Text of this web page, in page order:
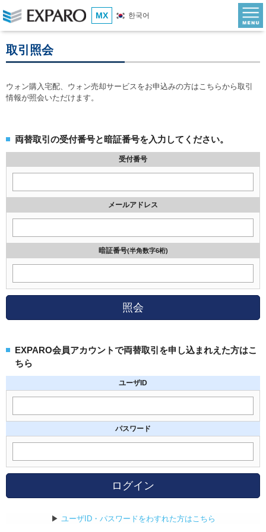
MX 한국어
取引照会
ウォン購入宅配、ウォン売却サービスをお申込みの方はこちらから取引
情報が照会いただけます。
両替取引の受付番号と暗証番号を入力してください。
受付番号
メールアドレス
暗証番号(半角数字6桁)
照会
EXPARO会員アカウントで両替取引を申し込まれえた方はこ
ちら
ユーザID
パスワード
ログイン
▶ ユーザID・パスワードをわすれた方はこちら